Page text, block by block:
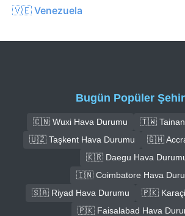
🇻🇪 Venezuela
Bugün Popüler
🇨🇳 Wuxi Hava Durumu
🇹🇼 Tainan
🇺🇿 Taşkent Hava Durumu
🇬🇭
🇰🇷 Daegu Hava
🇮🇳 Coimbatore Hava
🇸🇦 Riyad Hava Durumu
🇵🇰 Karaçi
🇵🇰 Faisalabad Hava